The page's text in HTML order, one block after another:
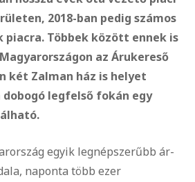
2018-ban pedig számos
piacra. Többek között ennek is
az Árukereső
két Zalman ház is helyet
legfelső fokán egy
egyik legnépszerűbb ár-
naponta több ezer